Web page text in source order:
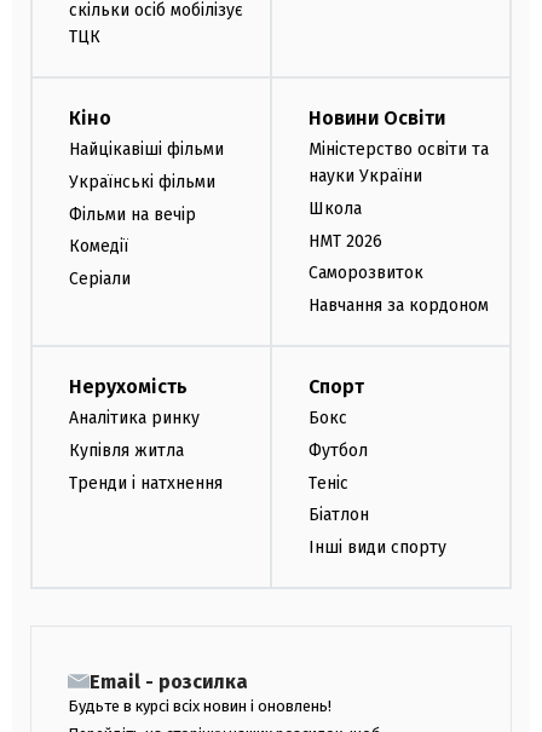
скільки осіб мобілізує
ТЦК
Кіно
Найцікавіші фільми
Українські фільми
Фільми на вечір
Комедії
Серіали
Новини Освіти
Міністерство освіти та
науки України
Школа
НМТ 2026
Саморозвиток
Навчання за кордоном
Нерухомість
Аналітика ринку
Купівля житла
Тренди і натхнення
Спорт
Бокс
Футбол
Теніс
Біатлон
Інші види спорту
Email - розсилка
Будьте в курсі всіх новин і оновлень!